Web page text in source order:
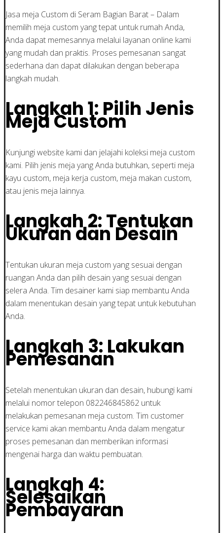
Jasa meja Custom di Seram Bagian Barat – Dalam
memilih meja custom yang tepat untuk rumah Anda,
Anda dapat memesannya melalui layanan online kami
yang mudah dan praktis. Proses pemesanan sangat
sederhana dan dapat dilakukan dengan beberapa
langkah mudah.
Langkah 1: Pilih Jenis
Meja Custom
Kunjungi website kami dan jelajahi koleksi meja custom
kami. Pilih jenis meja yang Anda butuhkan, seperti meja
kayu custom, meja kerja custom, meja makan custom,
atau jenis meja lainnya.
Langkah 2: Tentukan
Ukuran dan Desain
Tentukan ukuran meja custom yang sesuai dengan
ruangan Anda dan pilih desain yang sesuai dengan
selera Anda. Tim desainer kami siap membantu Anda
dalam menentukan desain yang tepat untuk kebutuhan
Anda.
Langkah 3: Lakukan
Pemesanan
Setelah menentukan ukuran dan desain, hubungi kami
melalui nomor telepon 082246845862 untuk
melakukan pemesanan meja custom. Tim customer
service kami akan membantu Anda dalam mengatur
proses pemesanan dan memberikan informasi
mengenai harga dan waktu pembuatan.
Langkah 4:
Selesaikan
Pembayaran